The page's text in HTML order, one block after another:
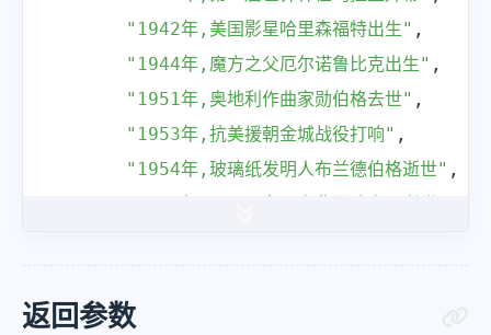
"1942年,美国影星哈里森福特出生" ,
"1944年,魔方之父厄尔诺鲁比克出生" ,
"1951年,奥地利作曲家勋伯格去世" ,
"1953年,抗美援朝金城战役打响" ,
"1954年,玻璃纸发明人布兰德伯格逝世" ,
"2001年,北京申办2008年奥林匹克运动会成
返回参数